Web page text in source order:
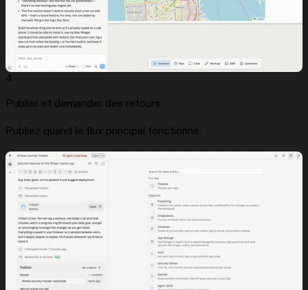
4
Publier et demander des retours
Publiez quand le flux principal fonctionne.